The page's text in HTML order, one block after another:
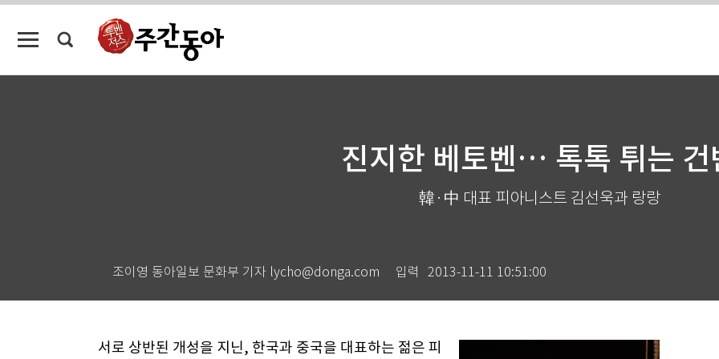
진지한 베토벤… 톡톡 튀는 건
韓·中 대표 피아니스트 김선욱과 랑랑
조이영 동아일보 문화부 기자 lycho@donga.com 입력 2013-11-11 10:51:00
서로 상반된 개성을 지닌, 한국과 중국을 대표하는 젊은 피